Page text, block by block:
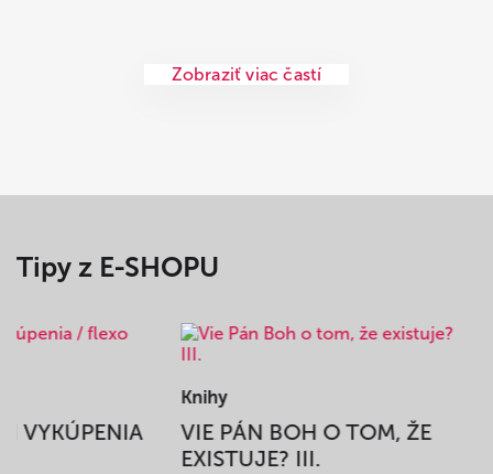
Zobraziť viac častí
Tipy z E-SHOPU
VYKÚPENIA
Knihy
VIE PÁN BOH O TOM, ŽE
EXISTUJE? III.